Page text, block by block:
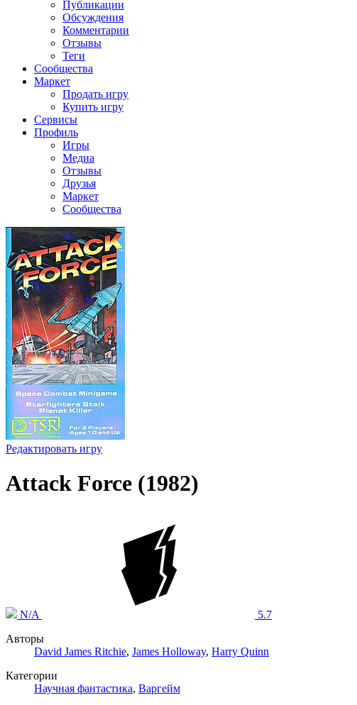
Публикации
Обсуждения
Комментарии
Отзывы
Теги
Сообщества
Маркет
Продать игру
Купить игру
Сервисы
Профиль
Игры
Медиа
Отзывы
Друзья
Маркет
Сообщества
Редактировать игру
Attack Force (1982)
N/A
5.7
Авторы
David James Ritchie, James Holloway, Harry Quinn
Категории
Научная фантастика, Варгейм